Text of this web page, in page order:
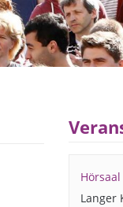
Hörsaal
Langer